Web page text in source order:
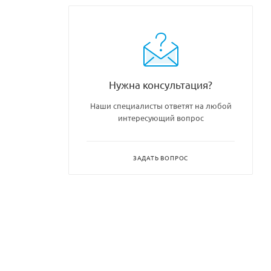
Нужна консультация?
Наши специалисты ответят на любой
интересующий вопрос
ЗАДАТЬ ВОПРОС